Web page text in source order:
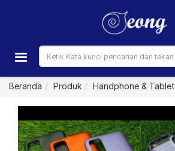
Beranda Produk Handphone & Tablet